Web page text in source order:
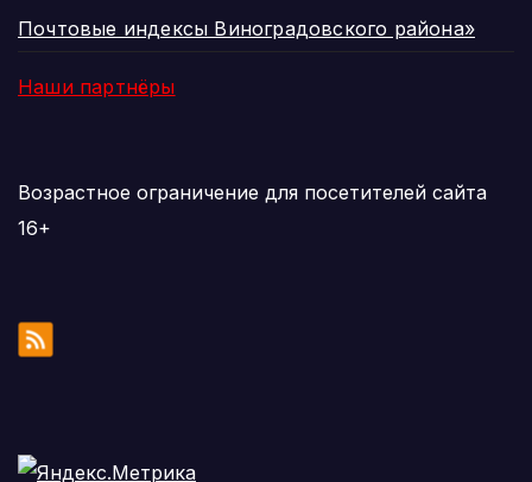
Почтовые индексы Виноградовского района»
Наши партнёры
Возрастное ограничение для посетителей сайта
16+